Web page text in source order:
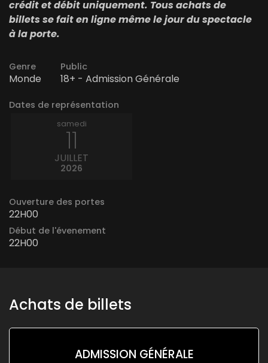
crédit et débit uniquement. Tous achats de
billets se fait en ligne même le jour du spectacle
à la porte.
Genre
Monde
Public
18+ - Admission Générale
Dates de représentation
samedi
11
JUILLET
2026
Ouverture des portes
22H00
Début de l'évenement
22H00
Achats de billets
ADMISSION GÉNÉRALE